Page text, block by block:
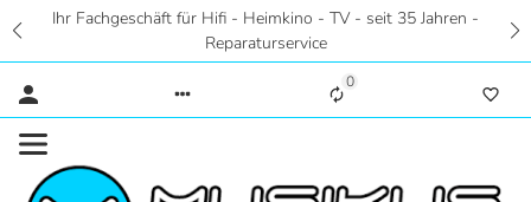
- TV - seit 35 Jahren -
Zentral in Hannover - Riesige
Hörstudios in
0